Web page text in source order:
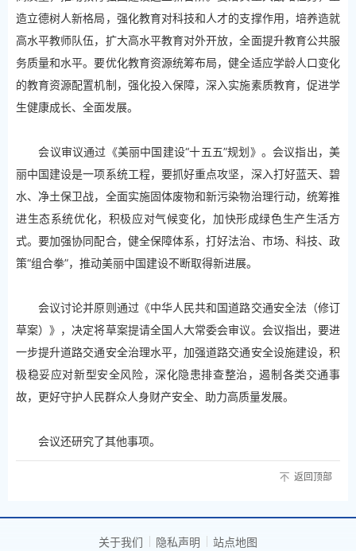
造立德树人新格局，强化教育对科技和人才的支撑作用，培养造就
高水平教师队伍，扩大高水平教育对外开放，全面提升教育公共服
务质量和水平。要优化教育资源统筹布局，健全适应学龄人口变化
的教育资源配置机制，强化投入保障，深入实施素质教育，促进学
生健康成长、全面发展。
会议审议通过《美丽中国建设“十五五”规划》。会议指出，美
丽中国建设是一项系统工程，要抓好重点攻坚，深入打好蓝天、碧
水、净土保卫战，全面实施固体废物和新污染物治理行动，统筹推
进生态系统优化，积极应对气候变化，加快形成绿色生产生活方
式。要加强协同配合，健全保障体系，打好法治、市场、科技、政
策“组合拳”，推动美丽中国建设不断取得新进展。
会议讨论并原则通过《中华人民共和国道路交通安全法（修订
草案）》，决定将草案提请全国人大常委会审议。会议指出，要进
一步提升道路交通安全治理水平，加强道路交通安全设施建设，积
极稳妥应对新型安全风险，深化隐患排查整治，遏制各类交通事
故，更好守护人民群众人身财产安全、助力高质量发展。
会议还研究了其他事项。
返回顶部
关于我们 隐私声明 站点地图